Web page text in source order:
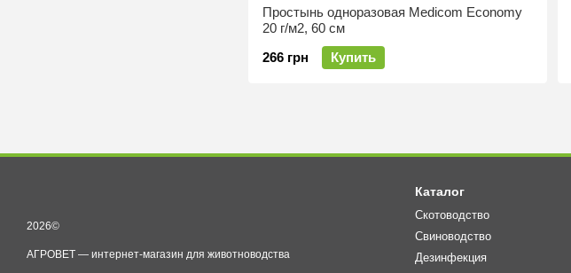
Простынь одноразовая Medicom Economy
20 г/м2, 60 см
266 грн
Купить
2026©
АГРОВЕТ — интернет-магазин для животноводства
Каталог
Скотоводство
Свиноводство
Дезинфекция